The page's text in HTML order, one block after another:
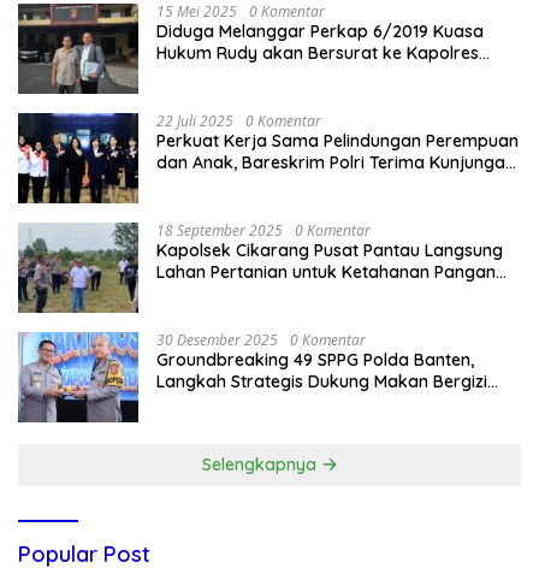
15 Mei 2025 0 Komentar
Diduga Melanggar Perkap 6/2019 Kuasa
Hukum Rudy akan Bersurat ke Kapolres
22 Juli 2025 0 Komentar
Perkuat Kerja Sama Pelindungan Perempuan
dan Anak, Bareskrim Polri Terima Kunjungan
18 September 2025 0 Komentar
Kapolsek Cikarang Pusat Pantau Langsung
Lahan Pertanian untuk Ketahanan Pangan
30 Desember 2025 0 Komentar
Groundbreaking 49 SPPG Polda Banten,
Langkah Strategis Dukung Makan Bergizi
Selengkapnya
Popular Post